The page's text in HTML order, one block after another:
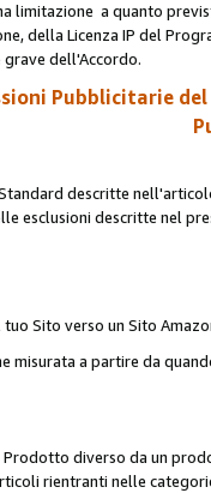
limitazione a quanto
della Licenza IP del
grave dell'Accordo.
Pubblicitarie
descritte
esclusioni descritte nel
Sito verso un Sito
misurata a partire da
diverso da un
rientranti nelle categorie